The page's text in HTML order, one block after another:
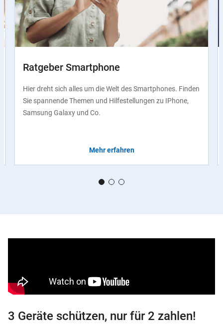
Ratgeber Smartphone
Hier dreht sich alles um die Welt des Smartphones. Finden
Sie spannende Themen und Hilfestellungen zu IPhone,
Samsung Galaxy und Co.
Mehr erfahren
3 Geräte schützen, nur für 2 zahlen!